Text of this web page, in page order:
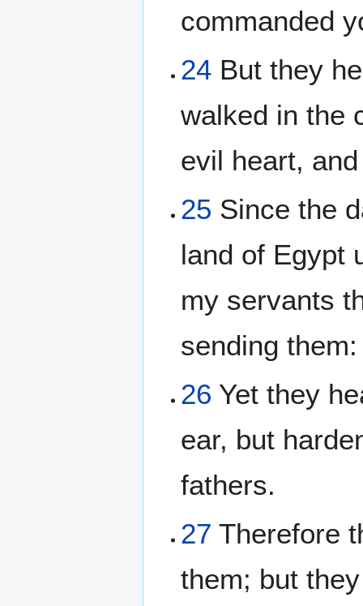
commanded
24 But they
walked in the
evil heart,
25 Since the
land of Egypt
my servants
sending them:
26 Yet they
ear, but
fathers.
27 Therefore
them; but